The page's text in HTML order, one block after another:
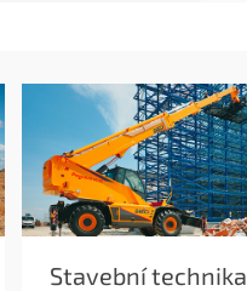
Stavební technika